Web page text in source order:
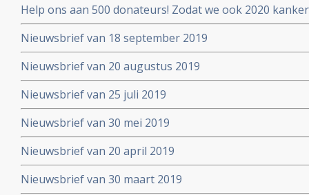
Help ons aan 500 donateurs! Zodat we ook 2020
voortzetten
Nieuwsbrief van 18 september 2019
Nieuwsbrief van 20 augustus 2019
Nieuwsbrief van 25 juli 2019
Nieuwsbrief van 30 mei 2019
Nieuwsbrief van 20 april 2019
Nieuwsbrief van 30 maart 2019